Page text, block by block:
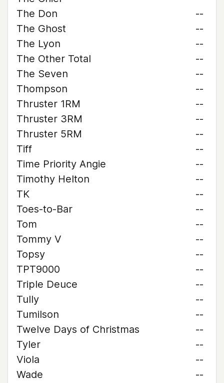
The Don
--
The Ghost
--
The Lyon
--
The Other Total
--
The Seven
--
Thompson
--
Thruster 1RM
--
Thruster 3RM
--
Thruster 5RM
--
Tiff
--
Time Priority Angie
--
Timothy Helton
--
TK
--
Toes-to-Bar
--
Tom
--
Tommy V
--
Topsy
--
TPT9000
--
Triple Deuce
--
Tully
--
Tumilson
--
Twelve Days of Christmas
--
Tyler
--
Viola
--
Wade
--